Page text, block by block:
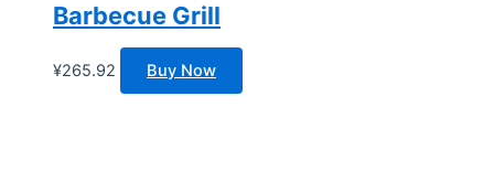
Barbecue Grill
¥265.92 Buy Now